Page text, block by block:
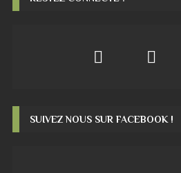
SUIVEZ NOUS SUR FACEBOOK !